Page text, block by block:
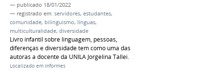
— publicado 18/01/2022
— registrado em: servidores, estudantes,
comunidade, bilinguismo, línguas,
multiculturalidade, diversidade
Livro infantil sobre linguagem, pessoas,
diferenças e diversidade tem como uma das
autoras a docente da UNILA Jorgelina Tallei.
Localizado em Informes